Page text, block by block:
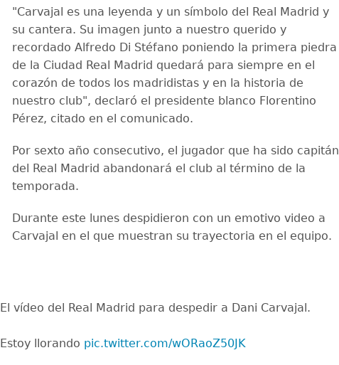
"Carvajal es una leyenda y un símbolo del Real Madrid y
su cantera. Su imagen junto a nuestro querido y
recordado Alfredo Di Stéfano poniendo la primera piedra
de la Ciudad Real Madrid quedará para siempre en el
corazón de todos los madridistas y en la historia de
nuestro club", declaró el presidente blanco Florentino
Pérez, citado en el comunicado.
Por sexto año consecutivo, el jugador que ha sido capitán
del Real Madrid abandonará el club al término de la
temporada.
Durante este lunes despidieron con un emotivo video a
Carvajal en el que muestran su trayectoria en el equipo.
El vídeo del Real Madrid para despedir a Dani Carvajal.
Estoy llorando pic.twitter.com/wORaoZ50JK